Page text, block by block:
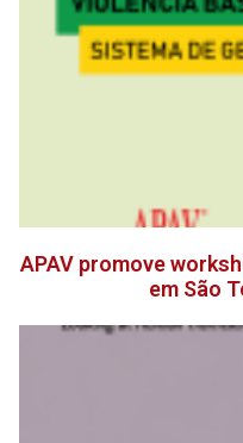
APAV promove
em São